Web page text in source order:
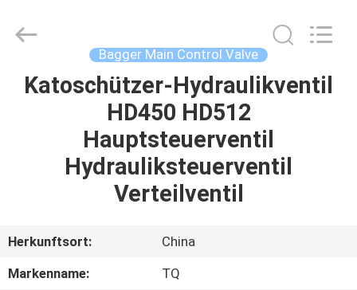
STARTSEITE
PRODUKTE
VR
SHOW
Machinery
Reserved.
Bagger Main Control Valve
Katoschützer-Hydraulikventil
HD450 HD512
Hauptsteuerventil
Hydrauliksteuerventil
Verteilventil
Herkunftsort:
China
Markenname:
TQ